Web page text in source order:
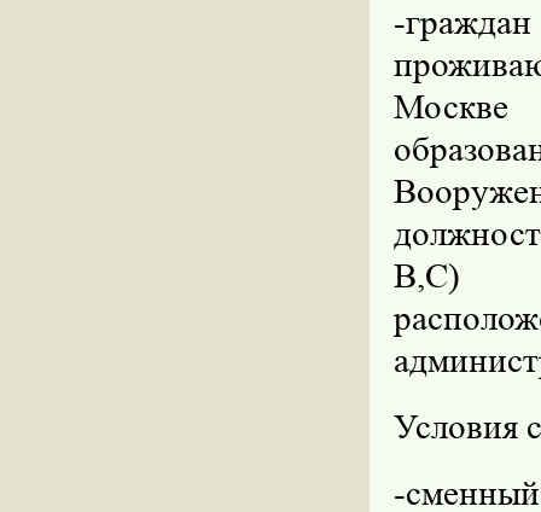
-
В,С)
Условия
-